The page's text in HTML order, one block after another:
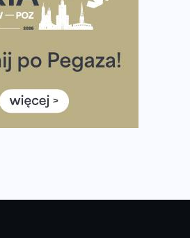
liczba uczestników
– praktyczny
3 treningi wystarczą? Jak
postępy
nami Nocny Portowy Maraton
Wszystko, co warto wiedzieć